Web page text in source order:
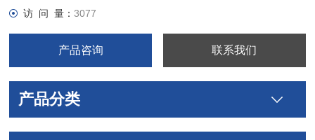
访 问 量：3077
产品咨询 联系我们
产品分类